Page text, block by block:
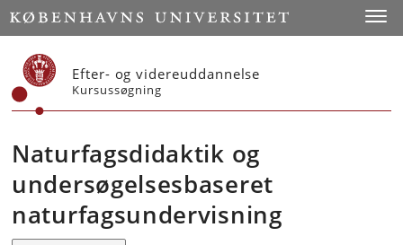
Start
Efter- og videreuddannelse
Kursussøgning
Naturfagsdidaktik og
undersøgelsesbaseret
naturfagsundervisning